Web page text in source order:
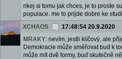
rikej si tomu jak chces, je to proste
populace. me to prijde dobre ke
XCHAOS
17:48:54 20.9.2020
MRAKY: nevím, jestli klíčový, ale
Demokracie může směřovat buď k
může mít dvě formy, buď skutečně